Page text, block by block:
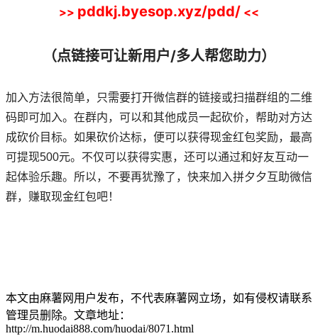
>> pddkj.byesop.xyz/pdd/ <<
（点链接可让新用户/多人帮您助力）
加入方法很简单，只需要打开微信群的链接或扫描群组的二维
码即可加入。在群内，可以和其他成员一起砍价，帮助对方达
成砍价目标。如果砍价达标，便可以获得现金红包奖励，最高
可提现500元。不仅可以获得实惠，还可以通过和好友互动一
起体验乐趣。所以，不要再犹豫了，快来加入拼夕夕互助微信
群，赚取现金红包吧！
本文由麻薯网用户发布，不代表麻薯网立场，如有侵权请联系
管理员删除。文章地址：
http://m.huodai888.com/huodai/8071.html